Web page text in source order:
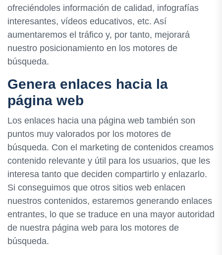
ofreciéndoles información de calidad, infografías
interesantes, vídeos educativos, etc. Así
aumentaremos el tráfico y, por tanto, mejorará
nuestro posicionamiento en los motores de
búsqueda.
Genera enlaces hacia la
página web
Los enlaces hacia una página web también son
puntos muy valorados por los motores de
búsqueda. Con el marketing de contenidos creamos
contenido relevante y útil para los usuarios, que les
interesa tanto que deciden compartirlo y enlazarlo.
Si conseguimos que otros sitios web enlacen
nuestros contenidos, estaremos generando enlaces
entrantes, lo que se traduce en una mayor autoridad
de nuestra página web para los motores de
búsqueda.